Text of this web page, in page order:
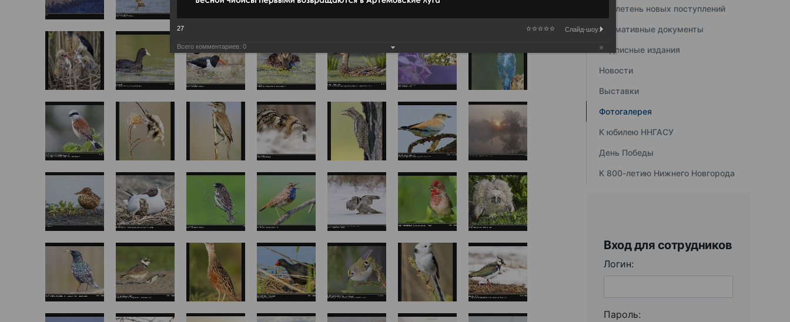
Бюллетень новых поступлений
Нормативные документы
Подписные издания
Новости
Выставки
Фотогалерея
К юбилею ННГАСУ
День Победы
К 800-летию Нижнего Новгорода
Вход для сотрудников
Логин:
Пароль:
27 Слайд-шоу:
Всего комментариев: 0